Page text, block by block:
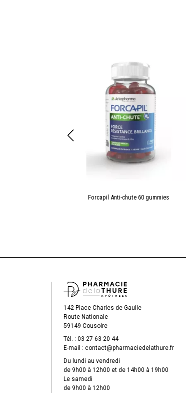
Forcapil Anti-chute 60 gummies
142 Place Charles de Gaulle
Route Nationale
59149 Cousolre
Tél. : 03 27 63 20 44
E-mail : contact@pharmaciedelathure.fr
Du lundi au vendredi
de 9h00 à 12h00 et de 14h00 à 19h00
Le samedi
de 9h00 à 12h00